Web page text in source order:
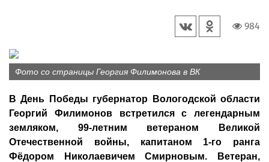
984
Фото со страницы Георгия Филимонова в ВК
В День Победы губернатор Вологодской области
Георгий Филимонов встретился с легендарным
земляком, 99-летним ветераном Великой
Отечественной войны, капитаном 1-го ранга
Фёдором Николаевичем Смирновым. Ветеран,